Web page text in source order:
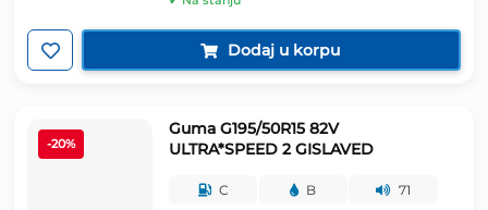
189.00 KM.
152.00 KM.
Dodaj u korpu
-20%
Guma G195/50R15 82V
ULTRA*SPEED 2 GISLAVED
C B 71